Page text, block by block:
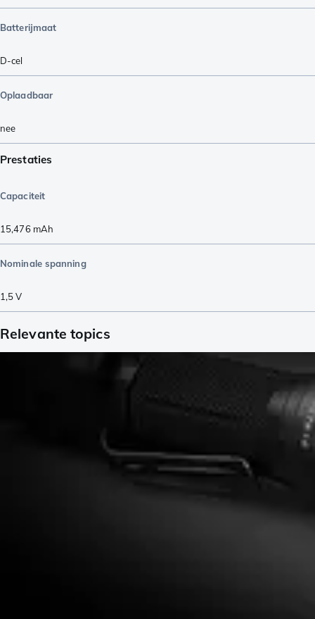
Batterijmaat
D-cel
Oplaadbaar
nee
Prestaties
Capaciteit
15,476mAh
Nominale spanning
1,5V
Relevante topics